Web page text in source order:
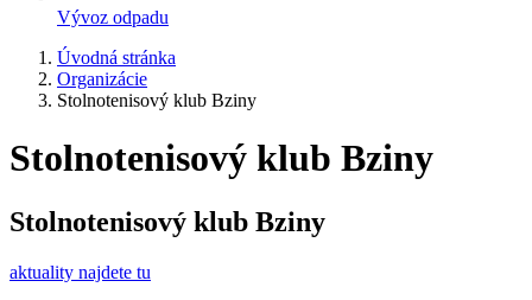
Vývoz odpadu
Úvodná stránka
Organizácie
Stolnotenisový klub Bziny
Stolnotenisový klub Bziny
Stolnotenisový klub Bziny
aktuality najdete tu